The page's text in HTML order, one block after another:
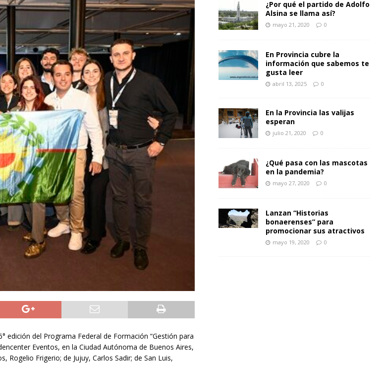
edición del Programa Federal de Formación “Gestión para
Eventos, en la Ciudad Autónoma de Buenos Aires,
Frigerio; de Jujuy, Carlos Sadir; de San Luis,
¿Por qué el partido de Adolfo
Alsina se llama así?
mayo 21, 2020 0
En Provincia cubre la
información que sabemos te
gusta leer
abril 13, 2025 0
En la Provincia las valijas
esperan
julio 21, 2020 0
¿Qué pasa con las mascotas
en la pandemia?
mayo 27, 2020 0
Lanzan “Historias
bonaerenses” para
promocionar sus atractivos
mayo 19, 2020 0